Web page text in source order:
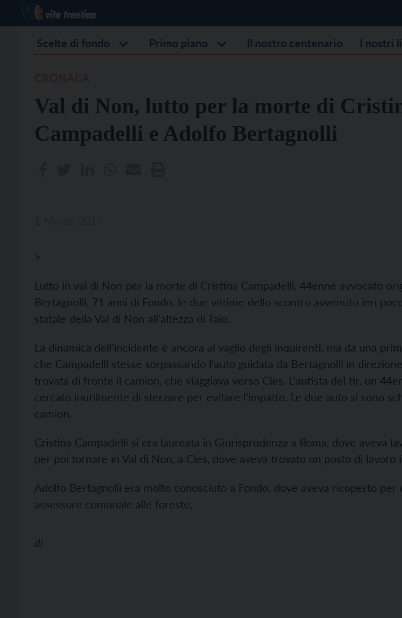
Scelte di fondo Primo piano Il nostro centenario I nostri
Val di Non, lutto per la morte di
Campadelli e Adolfo Bertagnolli
>
Lutto in val di Non per la morte di Cristina Campadelli, 44enne avvocato
Bertagnolli, 71 anni di Fondo, le due vittime dello scontro avvenuto ieri
statale della Val di Non all’altezza di Taio.
La dinamica dell’incidente è ancora al vaglio degli inquirenti, ma da una
che Campadelli stesse sorpassando l’auto guidata da Bertagnolli in
trovata di fronte il camion, che viaggiava verso Cles. L’autista del tir, un
cercato inutilmente di sterzare per evitare l’impatto. Le due auto si sono
camion.
Cristina Campadelli si era laureata in Giurisprudenza a Roma, dove aveva
per poi tornare in Val di Non, a Cles, dove aveva trovato un posto di lavoro
Adolfo Bertagnolli era molto conosciuto a Fondo, dove aveva ricoperto per
assessore comunale alle foreste.
di